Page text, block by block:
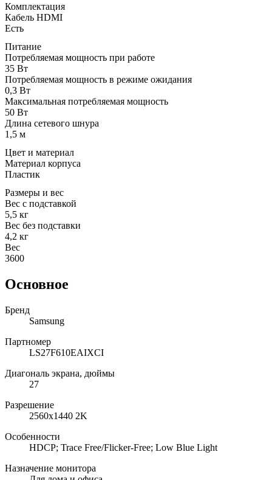
Комплектация
Кабель HDMI
Есть
Питание
Потребляемая мощность при работе
35 Вт
Потребляемая мощность в режиме ожидания
0,3 Вт
Максимальная потребляемая мощность
50 Вт
Длина сетевого шнура
1,5 м
Цвет и материал
Материал корпуса
Пластик
Размеры и вес
Вес с подставкой
5,5 кг
Вес без подставки
4,2 кг
Вес
3600
Основное
Бренд
Samsung
Партномер
LS27F610EAIXCI
Диагональ экрана, дюймы
27
Разрешение
2560x1440 2K
Особенности
HDCP; Trace Free/Flicker-Free; Low Blue Light
Назначение монитора